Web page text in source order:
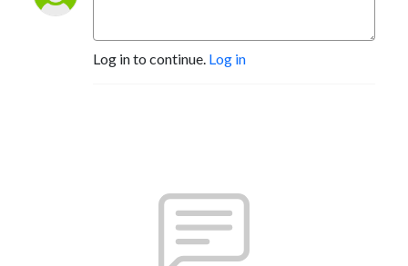
Log in to continue. Log in